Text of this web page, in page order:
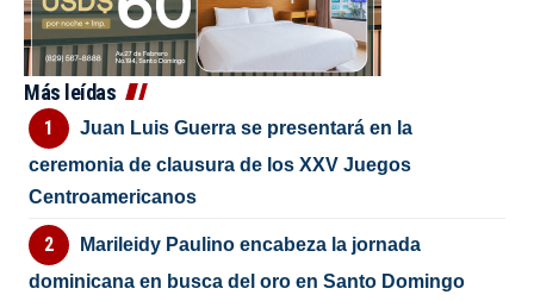
Más leídas
Juan Luis Guerra se presentará en la
ceremonia de clausura de los XXV Juegos
Centroamericanos
Marileidy Paulino encabeza la jornada
dominicana en busca del oro en Santo Domingo